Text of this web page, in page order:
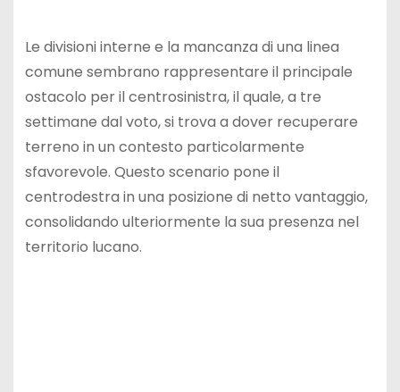
Le divisioni interne e la mancanza di una linea
comune sembrano rappresentare il principale
ostacolo per il centrosinistra, il quale, a tre
settimane dal voto, si trova a dover recuperare
terreno in un contesto particolarmente
sfavorevole. Questo scenario pone il
centrodestra in una posizione di netto vantaggio,
consolidando ulteriormente la sua presenza nel
territorio lucano.